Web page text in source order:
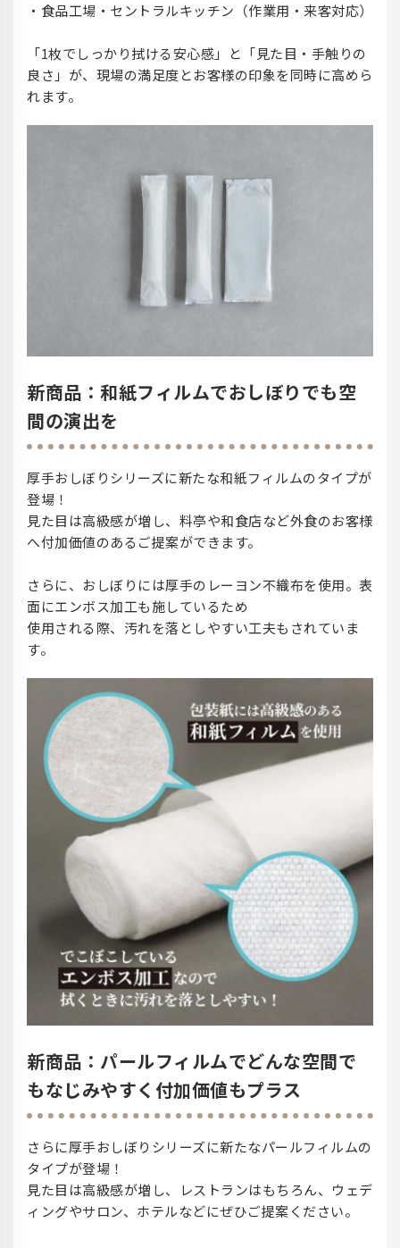
・食品工場・セントラルキッチン（作業用・来客対応）
「1枚でしっかり拭ける安心感」と「見た目・手触りの
良さ」が、現場の満足度とお客様の印象を同時に高めら
れます。
新商品：和紙フィルムでおしぼりでも空
間の演出を
厚手おしぼりシリーズに新たな和紙フィルムのタイプが
登場！
見た目は高級感が増し、料亭や和食店など外食のお客様
へ付加価値のあるご提案ができます。
さらに、おしぼりには厚手のレーヨン不織布を使用。表
面にエンボス加工も施しているため
使用される際、汚れを落としやすい工夫もされていま
す。
新商品：パールフィルムでどんな空間で
もなじみやすく付加価値もプラス
さらに厚手おしぼりシリーズに新たなパールフィルムの
タイプが登場！
見た目は高級感が増し、レストランはもちろん、ウェデ
ィングやサロン、ホテルなどにぜひご提案ください。